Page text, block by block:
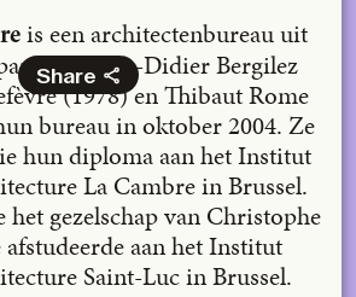
Share
Facebook
X
LinkedIn
Email
is een architectenbureau uit
Jean-Didier Bergilez
(1978) en Thibaut Rome
bureau in oktober 2004. Ze
hun diploma aan het Institut
La Cambre in Brussel.
het gezelschap van Christophe
aan het Institut
Saint-Luc in Brussel.